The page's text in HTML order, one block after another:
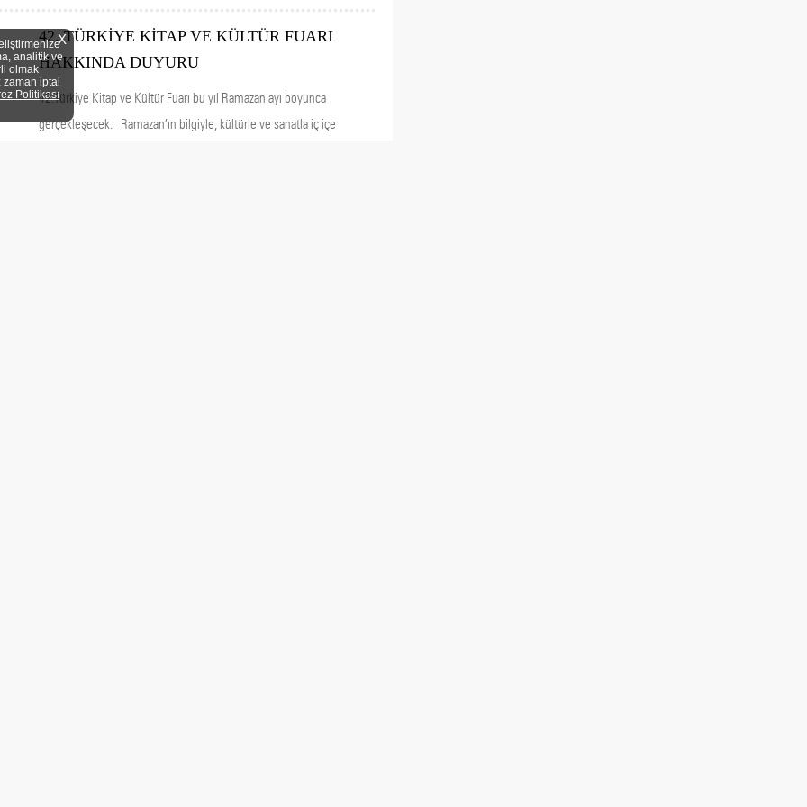
42. TÜRKİYE KİTAP VE KÜLTÜR FUARI
HAKKINDA DUYURU
42.Türkiye Kitap ve Kültür Fuarı bu yıl Ramazan ayı boyunca
gerçekleşecek. Ramazan’ın bilgiyle, kültürle ve sanatla iç içe
analitik ve
olmak
iptal
Politikası
X